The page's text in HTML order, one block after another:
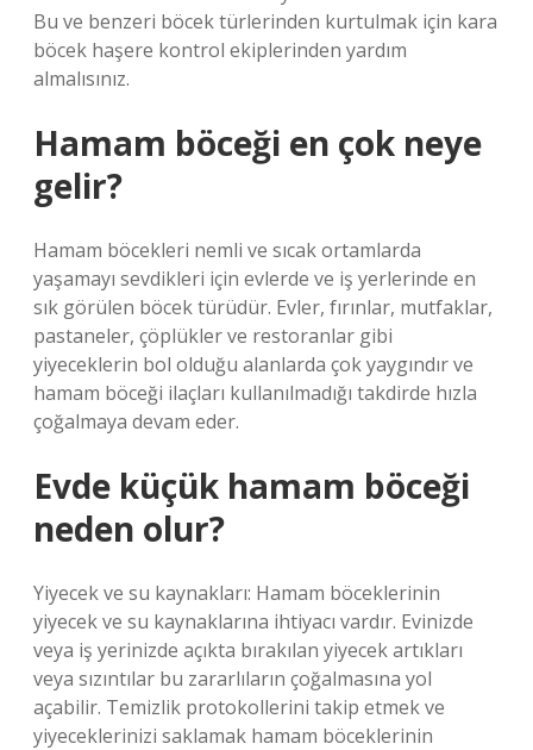
Bu ve benzeri böcek türlerinden kurtulmak için kara
böcek haşere kontrol ekiplerinden yardım
almalısınız.
Hamam böceği en çok neye
gelir?
Hamam böcekleri nemli ve sıcak ortamlarda
yaşamayı sevdikleri için evlerde ve iş yerlerinde en
sık görülen böcek türüdür. Evler, fırınlar, mutfaklar,
pastaneler, çöplükler ve restoranlar gibi
yiyeceklerin bol olduğu alanlarda çok yaygındır ve
hamam böceği ilaçları kullanılmadığı takdirde hızla
çoğalmaya devam eder.
Evde küçük hamam böceği
neden olur?
Yiyecek ve su kaynakları: Hamam böceklerinin
yiyecek ve su kaynaklarına ihtiyacı vardır. Evinizde
veya iş yerinizde açıkta bırakılan yiyecek artıkları
veya sızıntılar bu zararlıların çoğalmasına yol
açabilir. Temizlik protokollerini takip etmek ve
yiyeceklerinizi saklamak hamam böceklerinin